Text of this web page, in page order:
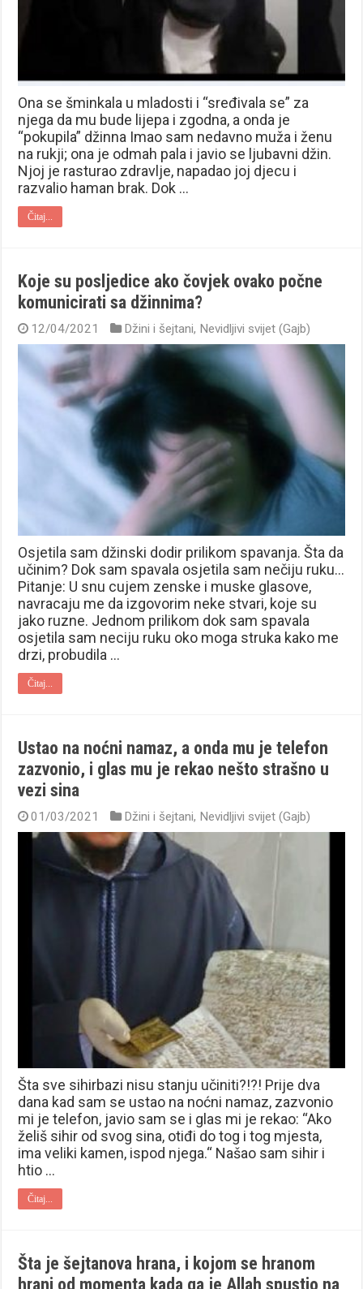
Ona se šminkala u mladosti i “sređivala se” za
njega da mu bude lijepa i zgodna, a onda je
“pokupila” džinna Imao sam nedavno muža i ženu
na rukji; ona je odmah pala i javio se ljubavni džin.
Njoj je rasturao zdravlje, napadao joj djecu i
razvalio haman brak. Dok …
Čitaj...
Koje su posljedice ako čovjek ovako počne
komunicirati sa džinnima?
12/04/2021 Džini i šejtani, Nevidljivi svijet (Gajb)
Osjetila sam džinski dodir prilikom spavanja. Šta da
učinim? Dok sam spavala osjetila sam nečiju ruku…
Pitanje: U snu cujem zenske i muske glasove,
navracaju me da izgovorim neke stvari, koje su
jako ruzne. Jednom prilikom dok sam spavala
osjetila sam neciju ruku oko moga struka kako me
drzi, probudila …
Čitaj...
Ustao na noćni namaz, a onda mu je telefon
zazvonio, i glas mu je rekao nešto strašno u
vezi sina
01/03/2021 Džini i šejtani, Nevidljivi svijet (Gajb)
Šta sve sihirbazi nisu stanju učiniti?!?! Prije dva
dana kad sam se ustao na noćni namaz, zazvonio
mi je telefon, javio sam se i glas mi je rekao: “Ako
želiš sihir od svog sina, otiđi do tog i tog mjesta,
ima veliki kamen, ispod njega.“ Našao sam sihir i
htio …
Čitaj...
Šta je šejtanova hrana, i kojom se hranom
hrani od momenta kada ga je Allah spustio na